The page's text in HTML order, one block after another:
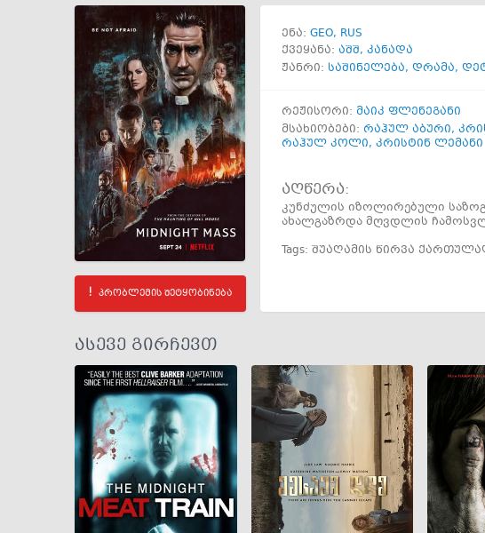
პრობლემის შეტყობინება
ენა: GEO RUS
ქვეყანა: აშშ, კანადა
ჟანრი: საშინელება, დრამა,
რეჟისორი: მაიკ ფლენეგანი
მსახიობები: რაჰულ აბური,
რაჰულ კოლი, კრისტინ ლემანი
აღწერა:
კუნძულის იზოლირებული
ახალგაზრდა მღვდლის
Tags: შუაღამის წირვა
ასევე გირჩევთ